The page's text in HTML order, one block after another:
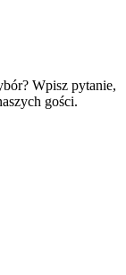
Wpisz pytanie,
gości.